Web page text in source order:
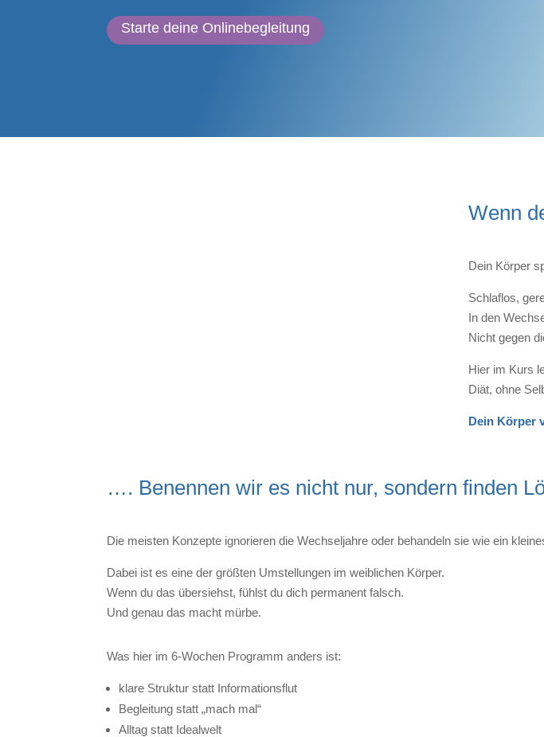
Starte deine Onlinebegleitung
Wenn
Dein Körper
Schlaflos,
In den
Nicht gegen
Hier im Kurs
Diät, ohne
Dein Körper
…. Benennen wir es nicht nur, sondern finden
Die meisten Konzepte ignorieren die Wechseljahre oder behandeln sie wie ein
Dabei ist es eine der größten Umstellungen im weiblichen Körper.
Wenn du das übersiehst, fühlst du dich permanent falsch.
Und genau das macht mürbe.
Was hier im 6-Wochen Programm anders ist:
klare Struktur statt Informationsflut
Begleitung statt „mach mal“
Alltag statt Idealwelt